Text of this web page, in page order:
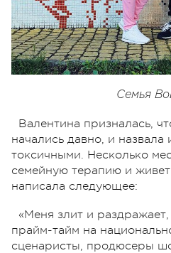
Семья
Валентина призналась,
начались давно, и
токсичными. Несколько
семейную терапию и
написала следующее:
«Меня злит и
прайм-тайм на
сценаристы, продюсеры